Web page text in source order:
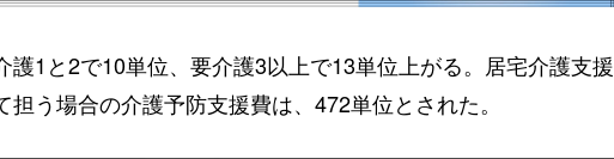
護1と2で10単位、要介護3以上で13単位上がる。居宅介護支援
う場合の介護予防支援費は、472単位とされた。